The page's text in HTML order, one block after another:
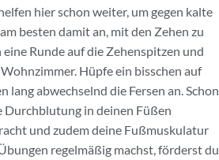
hier schon weiter, um gegen kalte
besten damit an, mit den Zehen zu
Runde auf die Zehenspitzen und
Hüpfe ein bisschen auf
lang abwechselnd die Fersen an. Schon
Durchblutung in deinen Füßen
und zudem deine Fußmuskulatur
regelmäßig machst, förderst du